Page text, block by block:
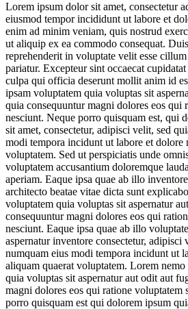
Lorem ipsum dolor sit amet, consectetur
eiusmod tempor incididunt ut labore et
enim ad minim veniam, quis nostrud
ut aliquip ex ea commodo consequat.
reprehenderit in voluptate velit esse
pariatur. Excepteur sint occaecat
culpa qui officia deserunt mollit anim id
ipsam voluptatem quia voluptas sit
quia consequuntur magni dolores eos qui
nesciunt. Neque porro quisquam est, qui
sit amet, consectetur, adipisci velit, sed
modi tempora incidunt ut labore et dolore
voluptatem. Sed ut perspiciatis unde
voluptatem accusantium doloremque
aperiam. Eaque ipsa quae ab illo
architecto beatae vitae dicta sunt
voluptatem quia voluptas sit aspernatur
consequuntur magni dolores eos qui
nesciunt. Eaque ipsa quae ab illo
aspernatur inventore consectetur, adipisci
numquam eius modi tempora incidunt ut
aliquam quaerat voluptatem. Lorem
quia voluptas sit aspernatur aut odit aut
magni dolores eos qui ratione voluptatem
porro quisquam est qui dolorem ipsum